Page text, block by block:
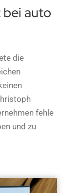
bei auto
die
fehle
und zu